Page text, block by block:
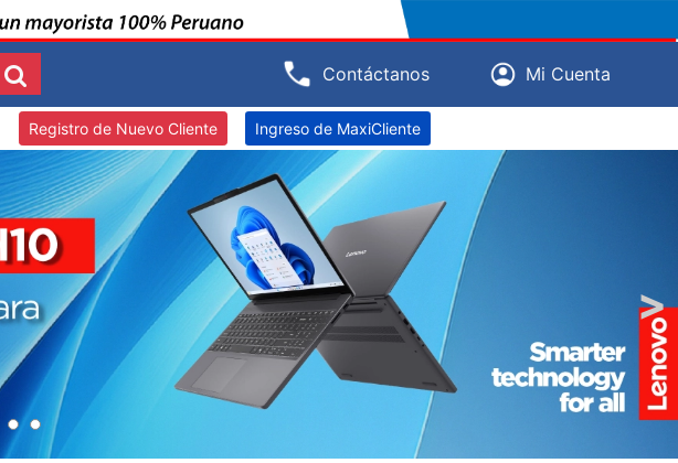
Contáctanos Mi Cuenta
Registro de Nuevo Cliente Ingreso de MaxiCliente
>